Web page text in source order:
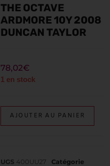
THE OCTAVE
ARDMORE 10Y 2008
DUNCAN TAYLOR
78,02€
1 en stock
AJOUTER AU PANIER
UGS 400UU27
Catégorie